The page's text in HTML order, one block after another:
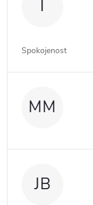
I
Spokojenost
MM
JB